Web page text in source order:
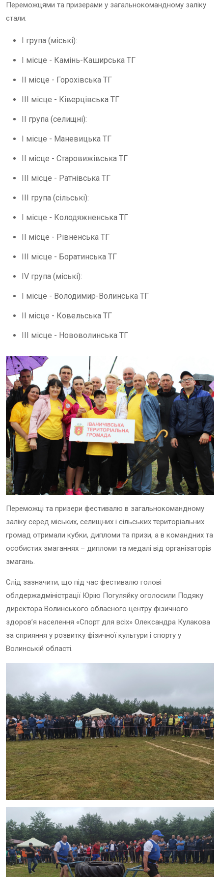
Переможцями та призерами у загальнокомандному заліку
стали:
І група (міські):
І місце - Камінь-Каширська ТГ
ІІ місце - Горохівська ТГ
ІІІ місце - Ківерцівська ТГ
ІІ група (селищні):
І місце - Маневицька ТГ
ІІ місце - Старовижівська ТГ
ІІІ місце - Ратнівська ТГ
ІІІ група (сільські):
І місце - Колодяжненська ТГ
ІІ місце - Рівненська ТГ
ІІІ місце - Боратинська ТГ
ІV група (міські):
І місце - Володимир-Волинська ТГ
ІІ місце - Ковельська ТГ
ІІІ місце - Нововолинська ТГ
Переможці та призери фестивалю в загальнокомандному
заліку серед міських, селищних і сільських територіальних
громад отримали кубки, дипломи та призи, а в командних та
особистих змаганнях – дипломи та медалі від організаторів
змагань.
Слід зазначити, що під час фестивалю голові
облдержадміністрації Юрію Погуляйку оголосили Подяку
директора Волинського обласного центру фізичного
здоров’я населення «Спорт для всіх» Олександра Кулакова
за сприяння у розвитку фізичної культури і спорту у
Волинській області.